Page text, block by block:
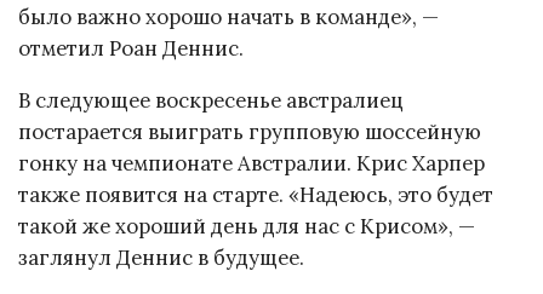
было важно хорошо начать в команде», —
отметил Роан Деннис.
В следующее воскресенье австралиец
постарается выиграть групповую шоссейную
гонку на чемпионате Австралии. Крис Харпер
также появится на старте. «Надеюсь, это будет
такой же хороший день для нас с Крисом», —
заглянул Деннис в будущее.